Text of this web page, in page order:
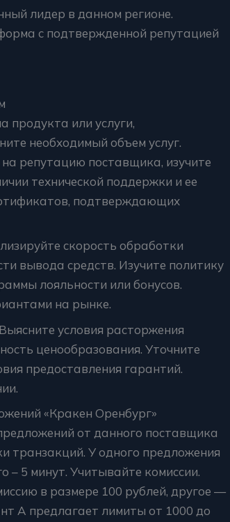
лидер в данном регионе.
с подтвержденной репутацией
продукта или услуги,
необходимый объем услуг.
репутацию поставщика, изучите
технической поддержки и ее
подтверждающих
скорость обработки
вывода средств. Изучите политику
лояльности или бонусов.
на рынке.
условия расторжения
ценообразования. Уточните
предоставления гарантий.
«Кракен Оренбург»
от данного поставщика
транзакций. У одного предложения
– 5 минут. Учитывайте комиссии.
в размере 100 рублей, другое —
А предлагает лимиты от 1000 до